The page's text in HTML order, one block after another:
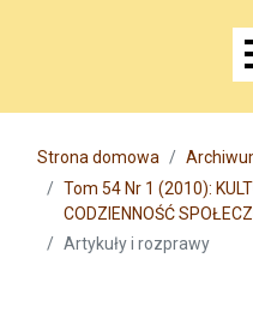
Main menu
Strona domowa
Tom 54 Nr 1 (2010):
CODZIENNOŚĆ
Artykuły i rozprawy